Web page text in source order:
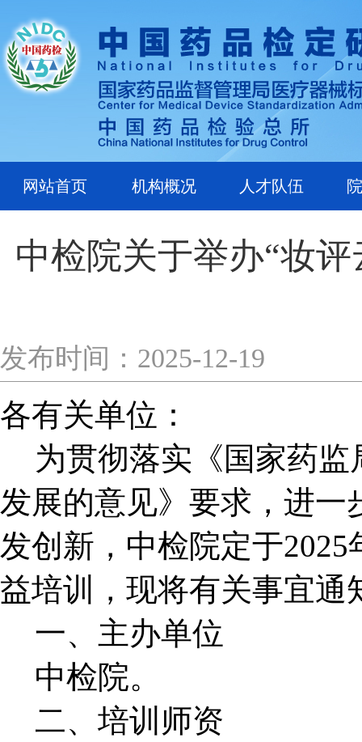
网站首页 机构概况 人才队伍
中检院关于举办“妆
发布时间：2025-12-19
各有关单位：
为贯彻落实《国家药
发展的意见》要求，进一
发创新，中检院定于2025
益培训，现将有关事宜通
一、主办单位
中检院。
二、培训师资